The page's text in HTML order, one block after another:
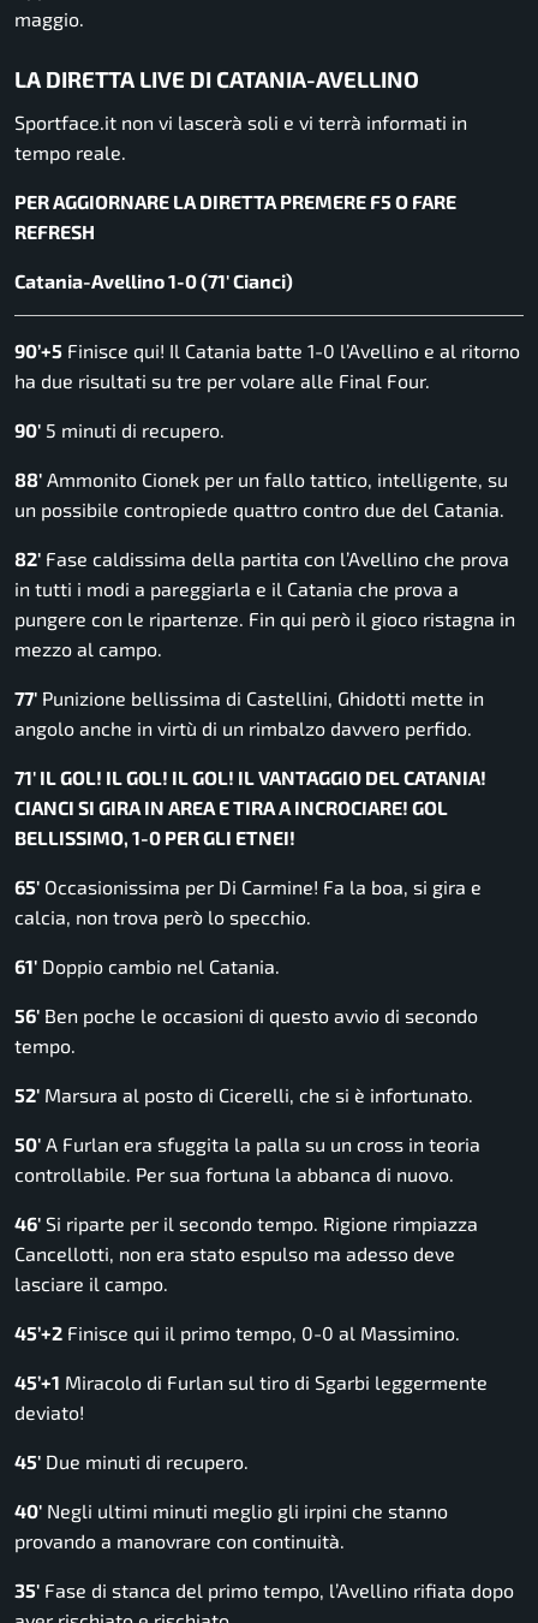
maggio.
LA DIRETTA LIVE DI CATANIA-AVELLINO
Sportface.it non vi lascerà soli e vi terrà informati in
tempo reale.
PER AGGIORNARE LA DIRETTA PREMERE F5 O FARE
REFRESH
Catania-Avellino 1-0 (71′ Cianci)
90’+5 Finisce qui! Il Catania batte 1-0 l’Avellino e al ritorno
ha due risultati su tre per volare alle Final Four.
90′ 5 minuti di recupero.
88′ Ammonito Cionek per un fallo tattico, intelligente, su
un possibile contropiede quattro contro due del Catania.
82′ Fase caldissima della partita con l’Avellino che prova
in tutti i modi a pareggiarla e il Catania che prova a
pungere con le ripartenze. Fin qui però il gioco ristagna in
mezzo al campo.
77′ Punizione bellissima di Castellini, Ghidotti mette in
angolo anche in virtù di un rimbalzo davvero perfido.
71′ IL GOL! IL GOL! IL GOL! IL VANTAGGIO DEL CATANIA!
CIANCI SI GIRA IN AREA E TIRA A INCROCIARE! GOL
BELLISSIMO, 1-0 PER GLI ETNEI!
65′ Occasionissima per Di Carmine! Fa la boa, si gira e
calcia, non trova però lo specchio.
61′ Doppio cambio nel Catania.
56′ Ben poche le occasioni di questo avvio di secondo
tempo.
52′ Marsura al posto di Cicerelli, che si è infortunato.
50′ A Furlan era sfuggita la palla su un cross in teoria
controllabile. Per sua fortuna la abbanca di nuovo.
46′ Si riparte per il secondo tempo. Rigione rimpiazza
Cancellotti, non era stato espulso ma adesso deve
lasciare il campo.
45’+2 Finisce qui il primo tempo, 0-0 al Massimino.
45’+1 Miracolo di Furlan sul tiro di Sgarbi leggermente
deviato!
45′ Due minuti di recupero.
40′ Negli ultimi minuti meglio gli irpini che stanno
provando a manovrare con continuità.
35′ Fase di stanca del primo tempo, l’Avellino rifiata dopo